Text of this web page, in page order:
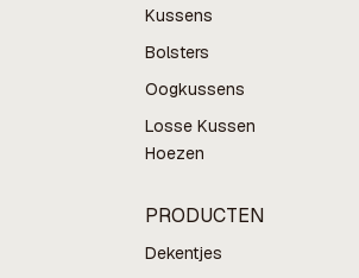
Kussens
Bolsters
Oogkussens
Losse Kussen
Hoezen
PRODUCTEN
Dekentjes